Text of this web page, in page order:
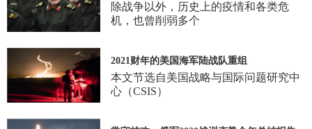
除战争以外，历史上的疫情和各类危
机，也曾削弱多个
2021财年的美国海军陆战队重组
本文节选自美国战略与国际问题研究中
心（CSIS）